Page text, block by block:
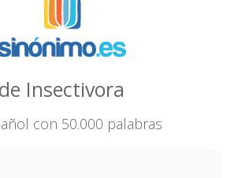
Insectivora
con 50.000 palabras